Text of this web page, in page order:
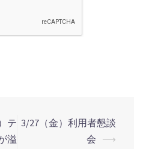
テ
溢
3/27（金）利用者懇談
会 ⟶